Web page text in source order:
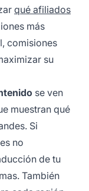
qué afiliados
más
comisiones
su
se ven
muestran qué
Si
no
de tu
También